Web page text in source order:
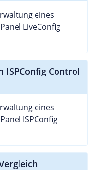
eines
LiveConfig
ISPConfig Control
eines
ISPConfig